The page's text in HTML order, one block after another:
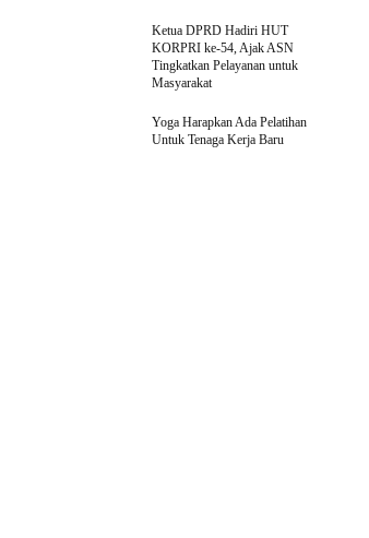
Ketua DPRD Hadiri HUT
KORPRI ke-54, Ajak ASN
Tingkatkan Pelayanan untuk
Masyarakat
Yoga Harapkan Ada Pelatihan
Untuk Tenaga Kerja Baru